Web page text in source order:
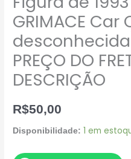
GRIMACE
PREÇO DO
DESCRIÇÃO
R$50,00
Disponibilidade: 1 em
NA
DESCRIÇÃO
quantidade